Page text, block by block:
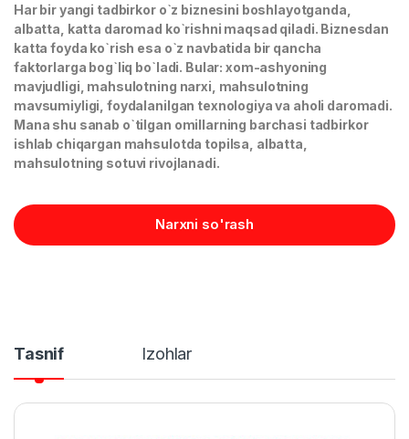
Har bir yangi tadbirkor o`z biznesini boshlayotganda,
albatta, katta daromad ko`rishni maqsad qiladi. Biznesdan
katta foyda ko`rish esa o`z navbatida bir qancha
faktorlarga bog`liq bo`ladi. Bular: xom-ashyoning
mavjudligi, mahsulotning narxi, mahsulotning
mavsumiyligi, foydalanilgan texnologiya va aholi daromadi.
Mana shu sanab o`tilgan omillarning barchasi tadbirkor
ishlab chiqargan mahsulotda topilsa, albatta,
mahsulotning sotuvi rivojlanadi.
Narxni so'rash
Tasnif Izohlar